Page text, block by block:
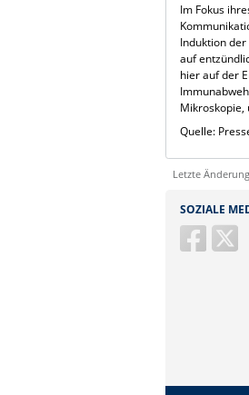
Im Fokus
Induktion
auf
hier auf der
Mikroskopie,
Quelle:
Letzte
Ihre E-
SOZIALE